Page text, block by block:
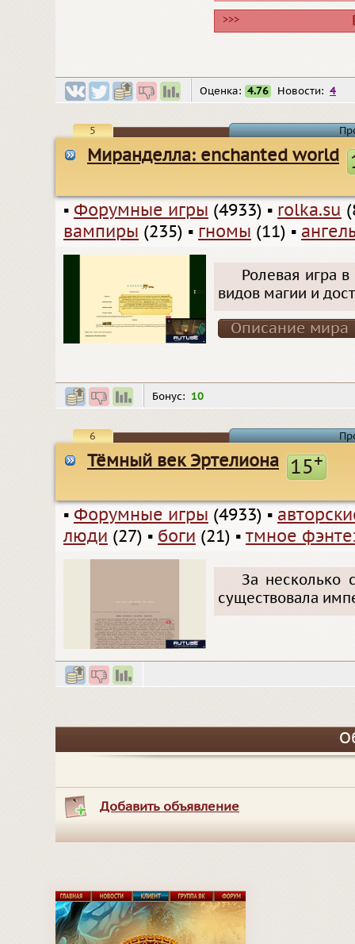
>>>
Оценка: 4.76 Новости: 4
5
Миранделла: enchanted world
▪ Форумные игры (4933) ▪ rolka.su
вампиры (235) ▪ гномы (11) ▪
Ролевая игра
видов магии и
Описание мира
Бонус: 10
6
Тёмный век Эртелиона 15+
▪ Форумные игры (4933) ▪
люди (27) ▪ боги (21) ▪ тмное
За несколько
существовала
Добавить объявление